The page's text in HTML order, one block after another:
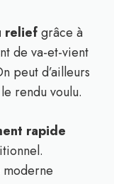
reliefgrâce à
de va-et-vient
peut d’ailleurs
rendu voulu.
rapide